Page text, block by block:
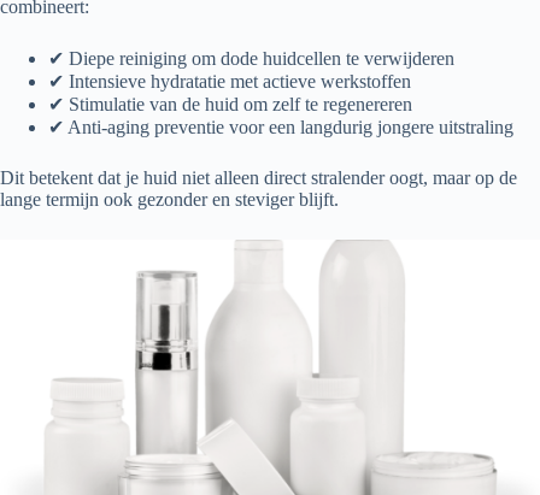
combineert:
✔ Diepe reiniging om dode huidcellen te verwijderen
✔ Intensieve hydratatie met actieve werkstoffen
✔ Stimulatie van de huid om zelf te regenereren
✔ Anti-aging preventie voor een langdurig jongere uitstraling
Dit betekent dat je huid niet alleen direct stralender oogt, maar op de
lange termijn ook gezonder en steviger blijft.